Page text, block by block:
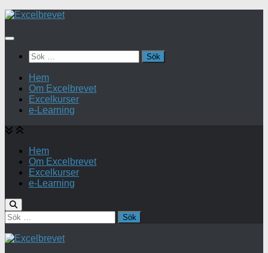
Under
Sök
efter:
Hem
Om Excelbrevet
Excelkurser
e-Learning
Hem
Om Excelbrevet
Excelkurser
e-Learning
Sök
efter: